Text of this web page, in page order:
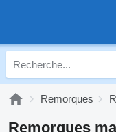
Remorques
Remorques